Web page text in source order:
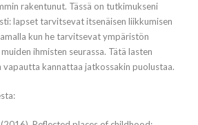
rakentunut. Tässä on tutkimukseni
lapset tarvitsevat itsenäisen liikkumisen
kun he tarvitsevat ympäristön
ihmisten seurassa. Tätä lasten
vapautta kannattaa jatkossakin puolustaa.